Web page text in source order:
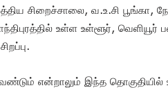
சிறைச்சாலை, வ.உ.சி பூங்கா,
உள்ள உள்ளூர்,
என்றாலும் இந்த